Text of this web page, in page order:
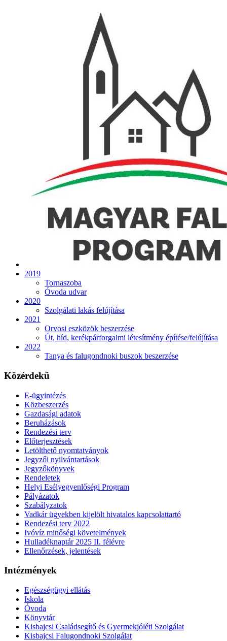
2019
Tornaszoba
Óvoda udvar
2020
Szolgálati lakás felújítása
2021
Orvosi eszközök beszerzése
Út, híd, kerékpárforgalmi létesítmény építése/felújítása
2022
Tanya és falugondnoki buszok beszerzése
Közérdekű
E-ügyintézés
Közbeszerzés
Gazdasági adatok
Beruházások
Rendezési terv
Előterjesztések
Letölthető nyomtatványok
Jegyzői nyilvántartások
Jegyzőkönyvek
Rendeletek
Helyi Esélyegyenlőségi Program
Pályázatok
Szabályzatok
Vadkár ügyekben kijelölt hivatalos kapcsolattartó
Rendezési terv 2022
Ivóvíz minőségi követelmények
Hulladéknaptár 2025 II. félévre
Ellenőrzések, jelentések
Intézmények
Egészségügyi ellátás
Iskola
Óvoda
Könyvtár
Kisbajcsi Családsegítő és Gyermekjóléti Szolgálat
Kisbajcsi Falugondnoki Szolgálat